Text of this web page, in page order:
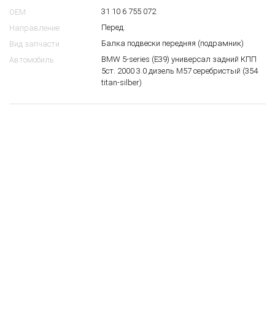
OEM
31 10 6 755 072
Направление
Перед.
Вид запчасти
Балка подвески передняя (подрамник)
Автомобиль
BMW 5-series (E39) универсал задний КПП
5ст. 2000 3.0 дизель M57 серебристый (354
titan-silber)